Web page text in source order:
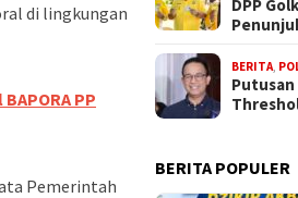
di lingkungan
PP
Pemerintah
DPP
BERITA
Putusan
BERITA POPULER